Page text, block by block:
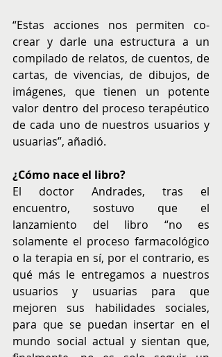
“Estas acciones nos permiten co-
crear y darle una estructura a un
compilado de relatos, de cuentos, de
cartas, de vivencias, de dibujos, de
imágenes, que tienen un potente
valor dentro del proceso terapéutico
de cada uno de nuestros usuarios y
usuarias”, añadió.
¿Cómo nace el libro?
El doctor Andrades, tras el
encuentro, sostuvo que el
lanzamiento del libro “no es
solamente el proceso farmacológico
o la terapia en sí, por el contrario, es
qué más le entregamos a nuestros
usuarios y usuarias para que
mejoren sus habilidades sociales,
para que se puedan insertar en el
mundo social actual y sientan que,